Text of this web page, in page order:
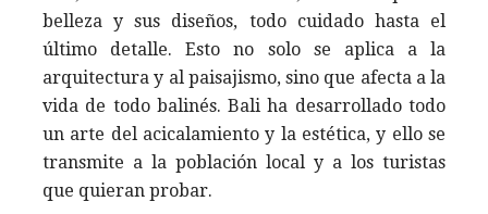
belleza y sus diseños, todo cuidado hasta el
último detalle. Esto no solo se aplica a la
arquitectura y al paisajismo, sino que afecta a la
vida de todo balinés. Bali ha desarrollado todo
un arte del acicalamiento y la estética, y ello se
transmite a la población local y a los turistas
que quieran probar.